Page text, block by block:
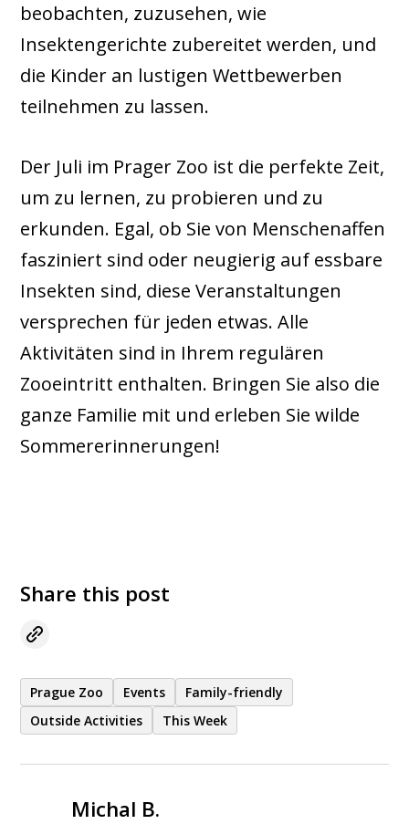
beobachten, zuzusehen, wie
Insektengerichte zubereitet werden, und
die Kinder an lustigen Wettbewerben
teilnehmen zu lassen.
Der Juli im Prager Zoo ist die perfekte Zeit,
um zu lernen, zu probieren und zu
erkunden. Egal, ob Sie von Menschenaffen
fasziniert sind oder neugierig auf essbare
Insekten sind, diese Veranstaltungen
versprechen für jeden etwas. Alle
Aktivitäten sind in Ihrem regulären
Zooeintritt enthalten. Bringen Sie also die
ganze Familie mit und erleben Sie wilde
Sommererinnerungen!
Share this post
Prague Zoo Events
Family-friendly
Outside Activities
This Week
Michal B.